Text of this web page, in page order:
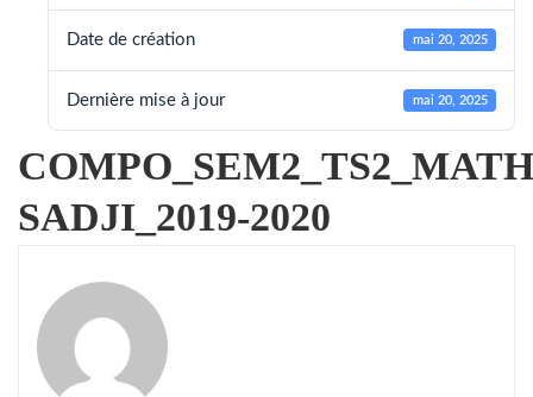
Date de création mai 20, 2025
Dernière mise à jour mai 20, 2025
SADJI_2019-2020